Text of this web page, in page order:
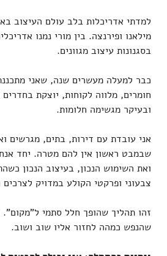
למדתי אדריכלות בלב עולם העיצוב
מילאנו ופירנצה. בין מורי נמנו
בסגנונות עיצוב מגוונים.
כבר למעלה מעשרים שנה, שאני
חומרים, מלווה לקוחות, יוצקת בחדרים
ובעיקר מגשימה חלומות.
אני עובדת עם דירות, בתים, מגרשים
שבמבט ראשון אין להם מטרה. יחד
ואת השימוש הנכון, בעיצוב הנכון
צבעוני ופרקטי הקולע במדויק
זהו תהליך שהופך חלל סתמי ל"מקום".
שהנפש כמהה לחזור אליו שוב ושוב.